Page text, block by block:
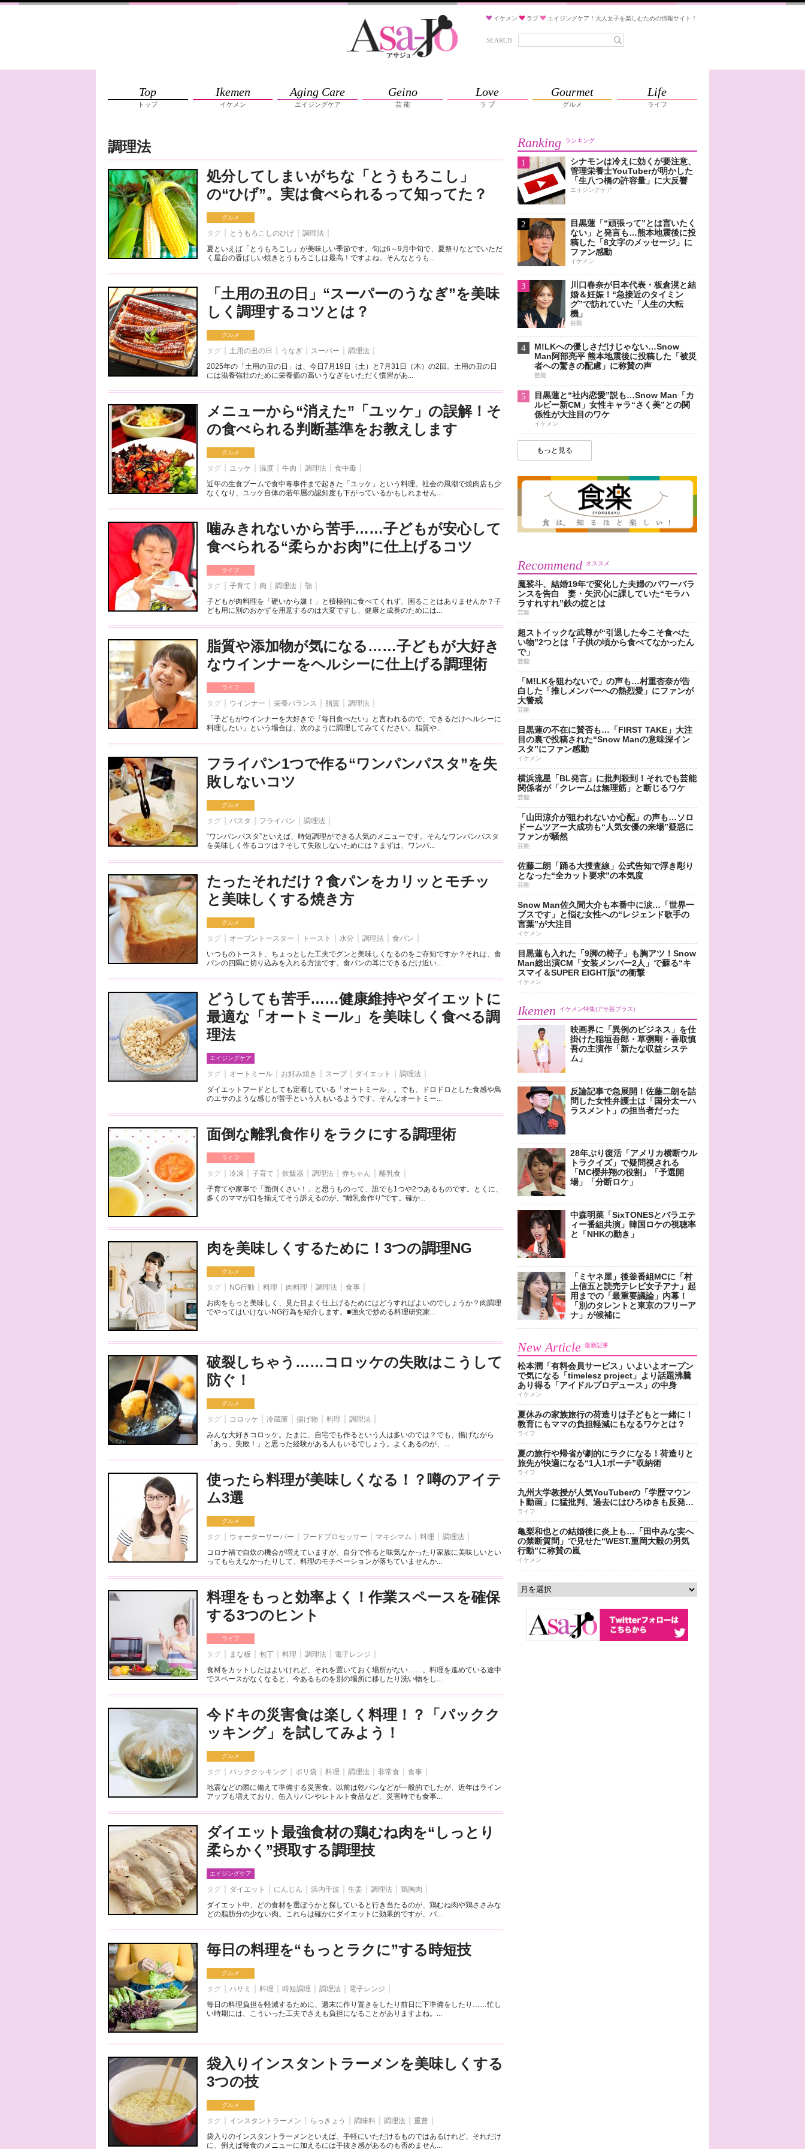
イケメン ラブ エイジングケア！大人女子を楽しむための情報サイト！
SEARCH
Top
トップ
Ikemen
イケメン
Aging Care
エイジングケア
Geino
芸 能
Love
ラ ブ
Gourmet
グルメ
Life
ライフ
調理法
処分してしまいがちな「とうもろこし」
の“ひげ”。実は食べられるって知ってた？
グルメ
タグ とうもろこしのひげ
調理法
夏といえば「とうもろこし」が美味しい季節です。旬は6～9月中旬で、夏祭りなどでいただ
く屋台の香ばしい焼きとうもろこしは最高！ですよね。そんなとうも...
「土用の丑の日」“スーパーのうなぎ”を美味
しく調理するコツとは？
グルメ
タグ 土用の丑の日 うなぎ スーパー
調理法
2025年の「土用の丑の日」は、今日7月19日（土）と7月31日（木）の2回。土用の丑の日
には滋養強壮のために栄養価の高いうなぎをいただく慣習があ...
メニューから“消えた”「ユッケ」の誤解！そ
の食べられる判断基準をお教えします
グルメ
タグ ユッケ 温度 牛肉 調理法
食中毒
近年の生食ブームで食中毒事件まで起きた「ユッケ」という料理。社会の風潮で焼肉店も少
なくなり、ユッケ自体の若年層の認知度も下がっているかもしれません...
噛みきれないから苦手……子どもが安心して
食べられる“柔らかお肉”に仕上げるコツ
ライフ
タグ 子育て 肉 調理法
顎
子どもが肉料理を「硬いから嫌！」と積極的に食べてくれず、困ることはありませんか？子
ども用に別のおかずを用意するのは大変ですし、健康と成長のためには...
脂質や添加物が気になる……子どもが大好き
なウインナーをヘルシーに仕上げる調理術
ライフ
タグ ウインナー 栄養バランス 脂質
調理法
「子どもがウインナーを大好きで『毎日食べたい』と言われるので、できるだけヘルシーに
料理したい」という場合は、次のように調理してみてください。脂質や...
フライパン1つで作る“ワンパンパスタ”を失
敗しないコツ
グルメ
タグ パスタ フライパン
調理法
“ワンパンパスタ”といえば、時短調理ができる人気のメニューです。そんなワンパンパスタ
を美味しく作るコツは？そして失敗しないためには？まずは、ワンパ...
たったそれだけ？食パンをカリッとモチッ
と美味しくする焼き方
グルメ
タグ オーブントースター トースト 水分 調理法
食パン
いつものトースト、ちょっとした工夫でグンと美味しくなるのをご存知ですか？それは、食
パンの四隅に切り込みを入れる方法です。食パンの耳にできるだけ近い...
どうしても苦手……健康維持やダイエットに
最適な「オートミール」を美味しく食べる調
理法
エイジングケア
タグ オートミール お好み焼き スープ ダイエット
調理法
ダイエットフードとしても定着している「オートミール」。でも、ドロドロとした食感や鳥
のエサのような感じが苦手という人もいるようです。そんなオートミー...
面倒な離乳食作りをラクにする調理術
ライフ
タグ 冷凍 子育て 炊飯器 調理法 赤ちゃん
離乳食
子育てや家事で「面倒くさい！」と思うものって、誰でも1つや2つあるものです。とくに、
多くのママが口を揃えてそう訴えるのが、“離乳食作り”です。確か...
肉を美味しくするために！3つの調理NG
グルメ
タグ NG行動 料理 肉料理 調理法
食事
お肉をもっと美味しく、見た目よく仕上げるためにはどうすればよいのでしょうか？肉調理
でやってはいけないNG行為を紹介します。■強火で炒める料理研究家...
破裂しちゃう……コロッケの失敗はこうして
防ぐ！
グルメ
タグ コロッケ 冷蔵庫 揚げ物 料理
調理法
みんな大好きコロッケ。たまに、自宅でも作るという人は多いのでは？でも、揚げながら
「あっ、失敗！」と思った経験がある人もいるでしょう。よくあるのが、...
使ったら料理が美味しくなる！？噂のアイテ
ム3選
グルメ
タグ ウォーターサーバー フードプロセッサー マキシマム 料理
調理法
コロナ禍で自炊の機会が増えていますが、自分で作ると味気なかったり家族に美味しいとい
ってもらえなかったりして、料理のモチベーションが落ちていませんか...
料理をもっと効率よく！作業スペースを確保
する3つのヒント
ライフ
タグ まな板 包丁 料理 調理法
電子レンジ
食材をカットしたはよいけれど、それを置いておく場所がない……。料理を進めている途中
でスペースがなくなると、今あるものを別の場所に移したり洗い物をし...
今ドキの災害食は楽しく料理！？「パックク
ッキング」を試してみよう！
グルメ
タグ パッククッキング ポリ袋 料理 調理法 非常食
食事
地震などの際に備えて準備する災害食。以前は乾パンなどが一般的でしたが、近年はライン
アップも増えており、缶入りパンやレトルト食品など、災害時でも食事...
ダイエット最強食材の鶏むね肉を“しっとり
柔らかく”摂取する調理技
エイジングケア
タグ ダイエット にんじん 浜内千波 生姜 調理法
鶏胸肉
ダイエット中、どの食材を選ぼうかと探していると行き当たるのが、鶏むね肉や鶏ささみな
どの脂肪分の少ない肉。これらは確かにダイエットに効果的ですが、パ...
毎日の料理を“もっとラクに”する時短技
グルメ
タグ ハサミ 料理 時短調理 調理法
電子レンジ
毎日の料理負担を軽減するために、週末に作り置きをしたり前日に下準備をしたり……忙し
い時期には、こういった工夫でさえも負担になることがありますよね。...
袋入りインスタントラーメンを美味しくする
3つの技
グルメ
タグ インスタントラーメン らっきょう 調味料 調理法
重曹
袋入りのインスタントラーメンといえば、手軽にいただけるものではあるけれど、それだけ
に、例えば毎食のメニューに加えるには手抜き感があるのも否めません...
Ranking ランキング
1
シナモンは冷えに効くが要注意、
管理栄養士YouTuberが明かした
「生八つ橋の許容量」に大反響
エイジングケア
2
目黒蓮「“頑張って”とは言いたく
ない」と発言も…熊本地震後に投
稿した「8文字のメッセージ」に
ファン感動
イケメン
3
川口春奈が日本代表・板倉滉と結
婚＆妊娠！“急接近のタイミン
グ”で訪れていた「人生の大転
機」
芸能
4
M!LKへの優しさだけじゃない…Snow
Man阿部亮平 熊本地震後に投稿した「被災
者への驚きの配慮」に称賛の声
芸能
5
目黒蓮と“社内恋愛”説も…Snow Man「カ
ルビー新CM」女性キャラ“さく美”との関
係性が大注目のワケ
イケメン
もっと見る
Recommend オススメ
魔裟斗、結婚19年で変化した夫婦のパワーバラ
ンスを告白 妻・矢沢心に課していた“モラハ
ラすれすれ”鉄の掟とは
芸能
超ストイックな武尊が“引退した今こそ食べた
い物”2つとは「子供の頃から食べてなかったん
で」
芸能
「M!LKを狙わないで」の声も…村重杏奈が告
白した「推しメンバーへの熱烈愛」にファンが
大警戒
芸能
目黒蓮の不在に賛否も…「FIRST TAKE」大注
目の裏で投稿された“Snow Manの意味深イン
スタ”にファン感動
イケメン
横浜流星「BL発言」に批判殺到！それでも芸能
関係者が「クレームは無理筋」と断じるワケ
芸能
「山田涼介が狙われないか心配」の声も…ソロ
ドームツアー大成功も“人気女優の来場”疑惑に
ファンが騒然
芸能
佐藤二朗「踊る大捜査線」公式告知で浮き彫り
となった“全カット要求”の本気度
芸能
Snow Man佐久間大介も本番中に涙…「世界一
ブスです」と悩む女性への“レジェンド歌手の
言葉”が大注目
イケメン
目黒蓮も入れた「9脚の椅子」も胸アツ！Snow
Man総出演CM「女装メンバー2人」で蘇る“キ
スマイ＆SUPER EIGHT版”の衝撃
イケメン
Ikemen イケメン特集(アサ芸プラス)
映画界に「異例のビジネス」を仕
掛けた稲垣吾郎・草彅剛・香取慎
吾の主演作「新たな収益システ
ム」
反論記事で急展開！佐藤二朗を詰
問した女性弁護士は「国分太一ハ
ラスメント」の担当者だった
28年ぶり復活「アメリカ横断ウル
トラクイズ」で疑問視される
「MC櫻井翔の役割」「予選開
場」「分断ロケ」
中森明菜「SixTONESとバラエテ
ィー番組共演」韓国ロケの視聴率
と「NHKの動き」
「ミヤネ屋」後釜番組MCに「村
上信五と読売テレビ女子アナ」起
用までの「最重要議論」内幕！
「別のタレントと東京のフリーア
ナ」が候補に
New Article 最新記事
松本潤「有料会員サービス」いよいよオープン
で気になる「timelesz project」より話題沸騰
あり得る「アイドルプロデュース」の中身
イケメン
夏休みの家族旅行の荷造りは子どもと一緒に！
教育にもママの負担軽減にもなるワケとは？
ライフ
夏の旅行や帰省が劇的にラクになる！荷造りと
旅先が快適になる“1人1ポーチ”収納術
ライフ
九州大学教授が人気YouTuberの「学歴マウン
ト動画」に猛批判、過去にはひろゆきも反発…
ライフ
亀梨和也との結婚後に炎上も…「田中みな実へ
の禁断質問」で見せた“WEST.重岡大毅の男気
行動”に称賛の嵐
イケメン